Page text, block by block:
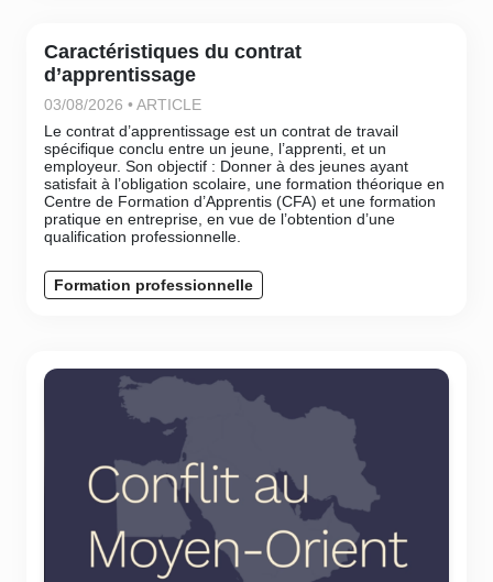
Caractéristiques du contrat
d’apprentissage
03/08/2026 • ARTICLE
Le contrat d’apprentissage est un contrat de travail
spécifique conclu entre un jeune, l’apprenti, et un
employeur. Son objectif : Donner à des jeunes ayant
satisfait à l’obligation scolaire, une formation théorique en
Centre de Formation d’Apprentis (CFA) et une formation
pratique en entreprise, en vue de l’obtention d’une
qualification professionnelle.
Formation professionnelle